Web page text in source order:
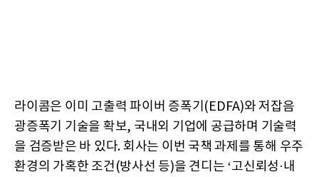
라이콤은 이미 고출력 파이버 증폭기(EDFA)와 저잡음
광증폭기 기술을 확보, 국내외 기업에 공급하며 기술력
을 검증받은 바 있다. 회사는 이번 국책 과제를 통해 우주
환경의 가혹한 조건(방사선 등)을 견디는 ‘고신뢰성·내